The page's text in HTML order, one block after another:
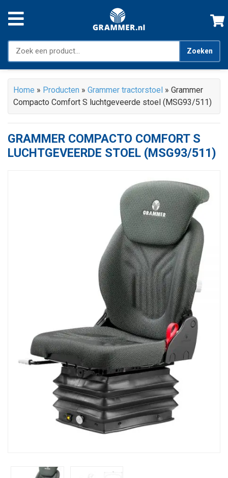
Zoeken
Home » Producten » Grammer tractorstoel » Grammer
Compacto Comfort S luchtgeveerde stoel (MSG93/511)
GRAMMER COMPACTO COMFORT S
LUCHTGEVEERDE STOEL (MSG93/511)